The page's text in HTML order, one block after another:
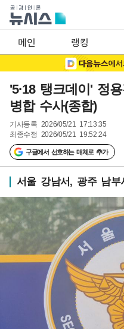
메인 랭킹
'5·18 탱크데이' 정
병합 수사(종합)
기사등록 2026/05/21 17:13:35
최종수정 2026/05/21 19:52:24
구글에서 선호하는 매체로 추가
서울 강남서, 광주 남